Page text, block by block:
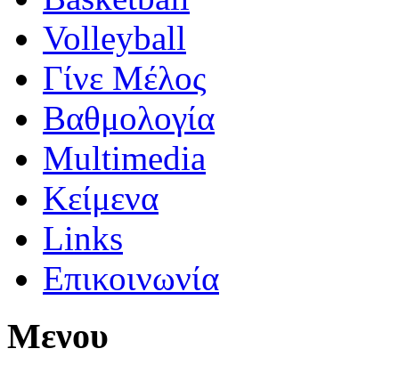
Volleyball
Γίνε Μέλος
Βαθμολογία
Multimedia
Κείμενα
Links
Επικοινωνία
Μενου